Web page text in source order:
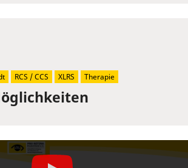
RCS / CCS XLRS Therapie